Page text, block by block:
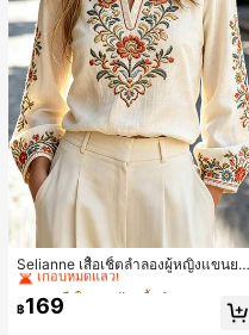
Selianne เสื้อเชิ้ตลำลองผู้หญิงแขนยา
ว คอวีเว้า ลายดอกไม้
#2 ขายดี
ใน งานปัก เสื้อทำงาน
เกือบหมดแล้ว!
#2 ขายดี ใน งานปัก เสื้อทำงาน
เกือบหมดแล้ว!
#2 ขายดี ใน งานปัก เสื้อทำงาน
เกือบหมดแล้ว!
฿169